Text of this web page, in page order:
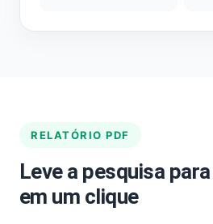
RELATÓRIO PDF
Leve a pesquisa
em um clique